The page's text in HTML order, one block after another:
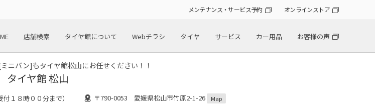
メンテナンス・サービス予約 オンラインストア
店舗検索 タイヤ館について Webチラシ タイヤ サービス カー用品 お客様の声
ニバン]もタイヤ館松山にお任せください！！
タイヤ館 松山
１８時００分まで） 〒790-0053 愛媛県松山市竹原2-1-26 Map